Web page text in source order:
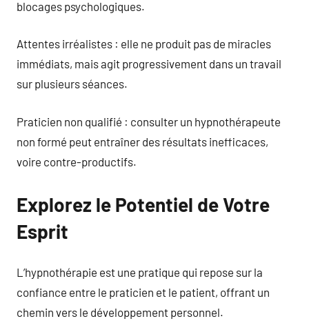
blocages psychologiques.
Attentes irréalistes : elle ne produit pas de miracles
immédiats, mais agit progressivement dans un travail
sur plusieurs séances.
Praticien non qualifié : consulter un hypnothérapeute
non formé peut entraîner des résultats inefficaces,
voire contre-productifs.
Explorez le Potentiel de Votre
Esprit
L’hypnothérapie est une pratique qui repose sur la
confiance entre le praticien et le patient, offrant un
chemin vers le développement personnel.